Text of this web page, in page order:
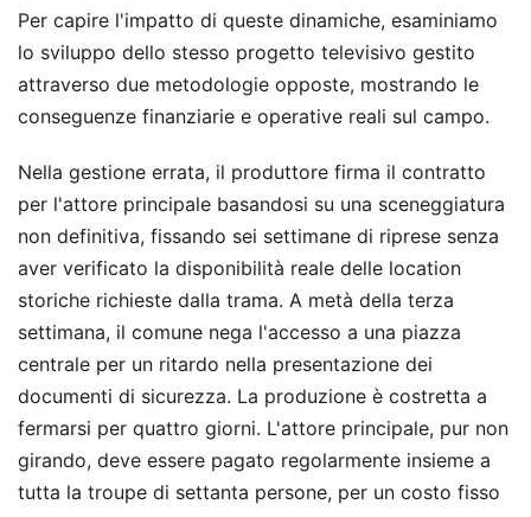
Per capire l'impatto di queste dinamiche, esaminiamo
lo sviluppo dello stesso progetto televisivo gestito
attraverso due metodologie opposte, mostrando le
conseguenze finanziarie e operative reali sul campo.
Nella gestione errata, il produttore firma il contratto
per l'attore principale basandosi su una sceneggiatura
non definitiva, fissando sei settimane di riprese senza
aver verificato la disponibilità reale delle location
storiche richieste dalla trama. A metà della terza
settimana, il comune nega l'accesso a una piazza
centrale per un ritardo nella presentazione dei
documenti di sicurezza. La produzione è costretta a
fermarsi per quattro giorni. L'attore principale, pur non
girando, deve essere pagato regolarmente insieme a
tutta la troupe di settanta persone, per un costo fisso